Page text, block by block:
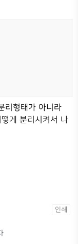
리형태가 아니라
게 분리시켜서 나
인쇄